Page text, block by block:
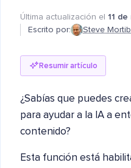
Última actualización el 11
Escrito por:
Steve
Resumir artículo
¿Sabías que puedes
para ayudar a la IA a
contenido?
Esta función está